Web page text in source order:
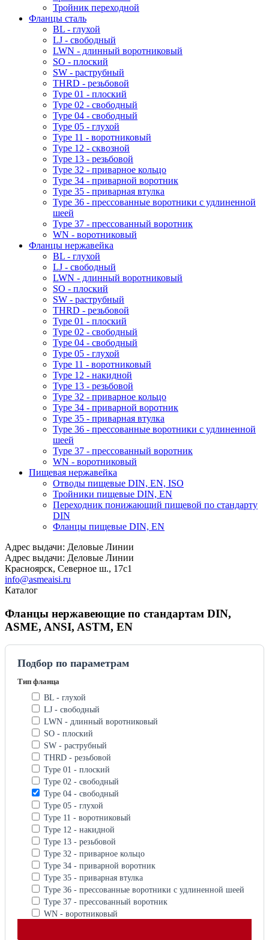
Тройник переходной
Фланцы сталь
BL - глухой
LJ - свободный
LWN - длинный воротниковый
SO - плоский
SW - раструбный
THRD - резьбовой
Type 01 - плоский
Type 02 - свободный
Type 04 - свободный
Type 05 - глухой
Type 11 - воротниковый
Type 12 - сквозной
Type 13 - резьбовой
Type 32 - приварное кольцо
Type 34 - приварной воротник
Type 35 - приварная втулка
Type 36 - прессованные воротники с удлиненной
шеей
Type 37 - прессованный воротник
WN - воротниковый
Фланцы нержавейка
BL - глухой
LJ - свободный
LWN - длинный воротниковый
SO - плоский
SW - раструбный
THRD - резьбовой
Type 01 - плоский
Type 02 - свободный
Type 04 - свободный
Type 05 - глухой
Type 11 - воротниковый
Type 12 - накидной
Type 13 - резьбовой
Type 32 - приварное кольцо
Type 34 - приварной воротник
Type 35 - приварная втулка
Type 36 - прессованные воротники с удлиненной
шеей
Type 37 - прессованный воротник
WN - воротниковый
Пищевая нержавейка
Отводы пищевые DIN, EN, ISO
Тройники пищевые DIN, EN
Переходник понижающий пищевой по стандарту
DIN
Фланцы пищевые DIN, EN
Адрес выдачи: Деловые Линии
Адрес выдачи: Деловые Линии
Красноярск, Северное ш., 17с1
info@asmeaisi.ru
Каталог
Фланцы нержавеющие по стандартам DIN,
ASME, ANSI, ASTM, EN
Подбор по параметрам
Тип фланца
BL - глухой
LJ - свободный
LWN - длинный воротниковый
SO - плоский
SW - раструбный
THRD - резьбовой
Type 01 - плоский
Type 02 - свободный
Type 04 - свободный
Type 05 - глухой
Type 11 - воротниковый
Type 12 - накидной
Type 13 - резьбовой
Type 32 - приварное кольцо
Type 34 - приварной воротник
Type 35 - приварная втулка
Type 36 - прессованные воротники с удлиненной шеей
Type 37 - прессованный воротник
WN - воротниковый